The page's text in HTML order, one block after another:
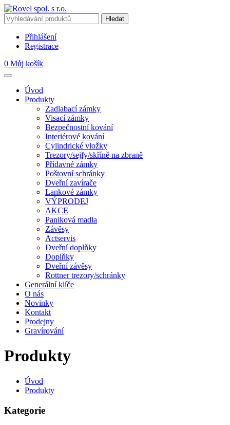
Přihlášení
Registrace
0 Můj košík
Úvod
Produkty
Zadlabací zámky
Visací zámky
Bezpečnostní kování
Interiérové kování
Cylindrické vložky
Trezory/sejfy/skříně na zbraně
Přídavné zámky
Poštovní schránky
Dveřní zavírače
Lankové zámky
VÝPRODEJ
AKCE
Paniková madla
Závěsy
Actservis
Dveřní doplňky
Doplňky
Dveřní závěsy
Rottner trezory/schránky
Generální klíče
O nás
Novinky
Kontakt
Prodejny
Gravírování
Produkty
Úvod
Produkty
Kategorie